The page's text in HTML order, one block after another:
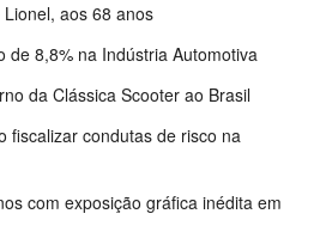
aos 68 anos
de 8,8% na Indústria Automotiva
da Clássica Scooter ao Brasil
fiscalizar condutas de risco na
com exposição gráfica inédita em